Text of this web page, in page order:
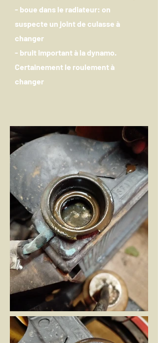
- boue dans le radiateur: on
suspecte un joint de culasse à
changer
- bruit important à la dynamo.
Certainement le roulement à
changer